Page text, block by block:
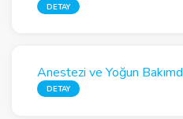
DETAY
Anestezi ve Yoğun
DETAY